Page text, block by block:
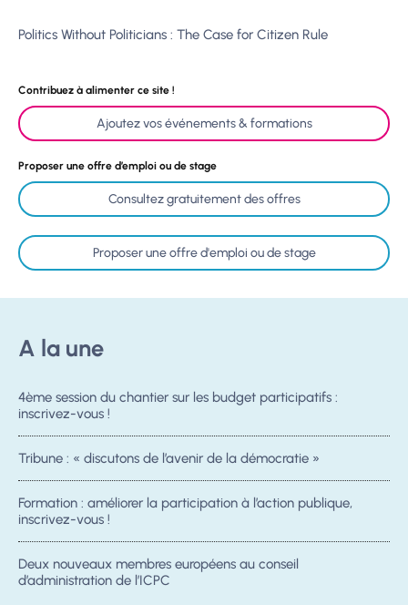
Politics Without Politicians : The Case for Citizen Rule
Contribuez à alimenter ce site !
Ajoutez vos événements & formations
Proposer une offre d’emploi ou de stage
Consultez gratuitement des offres
Proposer une offre d'emploi ou de stage
A la une
4ème session du chantier sur les budget participatifs :
inscrivez-vous !
Tribune : « discutons de l’avenir de la démocratie »
Formation : améliorer la participation à l’action publique,
inscrivez-vous !
Deux nouveaux membres européens au conseil
d’administration de l’ICPC